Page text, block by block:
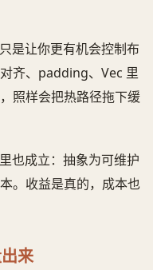
是让你更有机会控制布
齐、padding、Vec 里
照样会把热路径拖下缓
也成立：抽象为可维护
。收益是真的，成本也
来